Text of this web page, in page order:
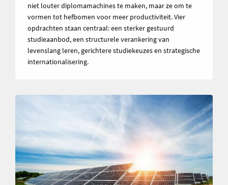
niet louter diplomamachines te maken, maar ze om te
vormen tot hefbomen voor meer productiviteit. Vier
opdrachten staan centraal: een sterker gestuurd
studieaanbod, een structurele verankering van
levenslang leren, gerichtere studiekeuzes en strategische
internationalisering.